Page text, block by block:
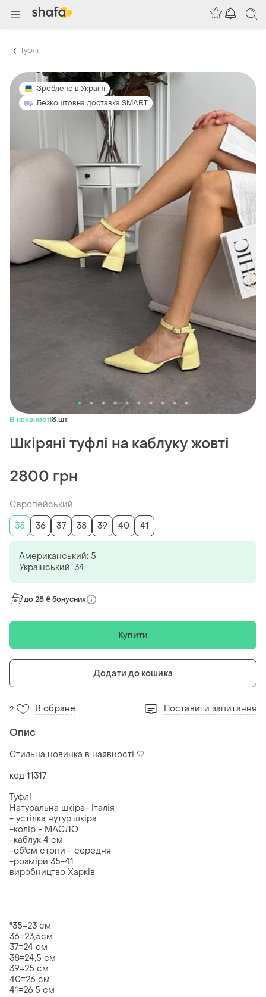
Туфлі
Зроблено в Україні
Безкоштовна доставка SMART
В наявності8 шт
Шкіряні туфлі на каблуку жовті
2800 грн
Європейський
35
36 37 38 39 40 41
Американський: 5
Український: 34
до 28 ₴ бонусних
Купити
Додати до кошика
2 В обране Поставити запитання
Опис
Стильна новинка в наявності 🤍
код 11317
Туфлі
Натуральна шкіра- Італія
- устілка нутур.шкіра
-колір - МАСЛО
-каблук 4 см
-об'єм стопи - середня
-розміри 35-41
виробництво Харків
"35=23 см
36=23,5см
37=24 см
38=24,5 см
39=25 см
40=26 см
41=26,5 см